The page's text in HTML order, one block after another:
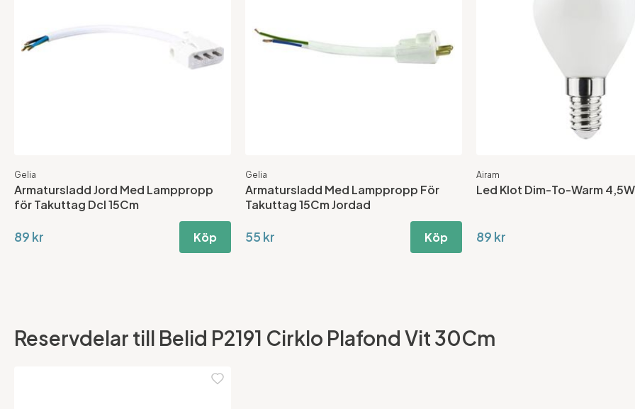
Gelia
Armatursladd Jord Med Lamppropp
för Takuttag Dcl 15Cm
89 kr Köp
Gelia
Armatursladd Med Lamppropp För
Takuttag 15Cm Jordad
55 kr Köp
Airam
Led Klot Dim-To-Warm 4,5W
89 kr
Reservdelar till Belid P2191 Cirklo Plafond Vit 30Cm